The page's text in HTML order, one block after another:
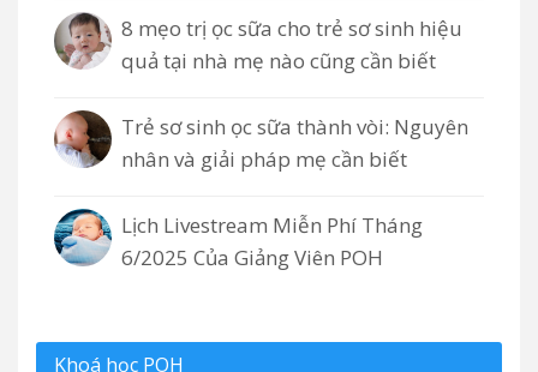
8 mẹo trị ọc sữa cho trẻ sơ sinh hiệu
quả tại nhà mẹ nào cũng cần biết
Trẻ sơ sinh ọc sữa thành vòi: Nguyên
nhân và giải pháp mẹ cần biết
Lịch Livestream Miễn Phí Tháng
6/2025 Của Giảng Viên POH
Khoá học POH